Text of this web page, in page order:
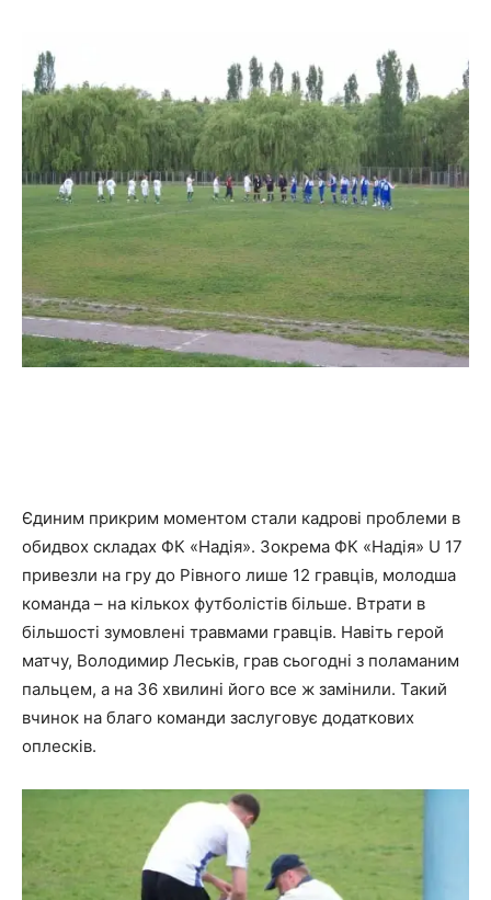
Єдиним прикрим моментом стали кадрові проблеми в
обидвох складах ФК «Надія». Зокрема ФК «Надія» U 17
привезли на гру до Рівного лише 12 гравців, молодша
команда – на кількох футболістів більше. Втрати в
більшості зумовлені травмами гравців. Навіть герой
матчу, Володимир Леськів, грав сьогодні з поламаним
пальцем, а на 36 хвилині його все ж замінили. Такий
вчинок на благо команди заслуговує додаткових
оплесків.